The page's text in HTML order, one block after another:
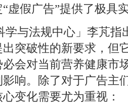
虚假广告”提供了极具
学与法规中心」李芃指
突破性的新要求，但
会对当前营养健康市
响。除了对于广告主
变化需要尤为重视：